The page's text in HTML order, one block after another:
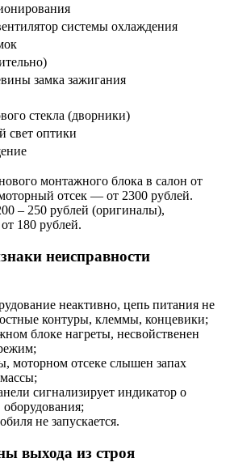
системы охлаждения
замка зажигания
стекла (дворники)
свет оптики
монтажного блока в салон от
отсек — от 2300 рублей.
– 250 рублей (оригиналы),
180 рублей.
неисправности
неактивно, цепь питания не
контуры, клеммы, концевики;
блоке нагреты, несвойственен
моторном отсеке слышен запах
сигнализирует индикатор о
не запускается.
выхода из строя